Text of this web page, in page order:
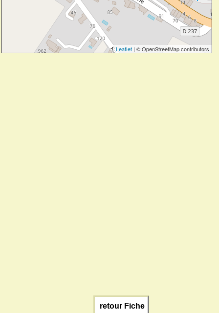
Leaflet | © OpenStreetMap contributors
retour Fiche